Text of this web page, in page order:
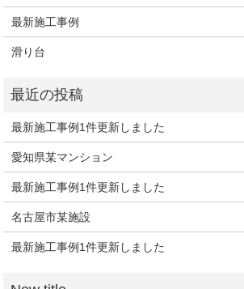
最新施工事例
滑り台
最新施工事例1件更新しました
愛知県某マンション
最新施工事例1件更新しました
名古屋市某施設
最新施工事例1件更新しました